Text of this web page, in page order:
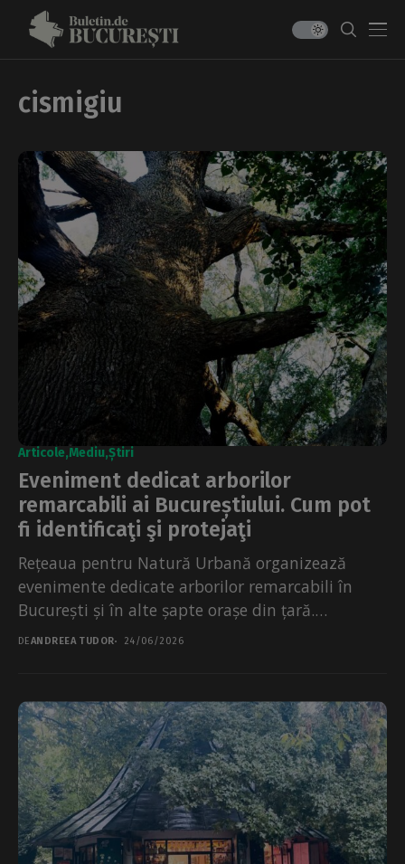
cismigiu
Articole Mediu Știri
Eveniment dedicat arborilor
remarcabili ai Bucureștiului. Cum pot
fi identificaţi şi protejaţi
Rețeaua pentru Natură Urbană organizează
evenimente dedicate arborilor remarcabili în
București și în alte șapte orașe din țară.
Participanții vor învăță cum să...
DEANDREEA TUDOR 24/06/2026